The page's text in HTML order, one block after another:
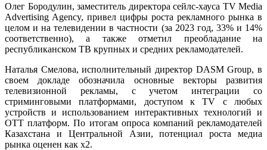
Олег Бородулин, заместитель директора сейлс-хауса TV Media
Advertising Agency, привел цифры роста рекламного рынка в
целом и на телевидении в частности (за 2023 год, 33% и 14%
соответственно), а также отметил преобладание на
республиканском ТВ крупных и средних рекламодателей.
Наталья Смелова, исполнительный директор DASM Group, в
своем докладе обозначила основные векторы развития
телевизионной рекламы, с учетом интеграции со
стриминговыми платформами, доступом к TV с любых
устройств и использованием интерактивных технологий и
ОТТ платформ. По итогам опроса компаний рекламодателей
Казахстана и Центральной Азии, потенциал роста медиа
рынка оценен как х2.